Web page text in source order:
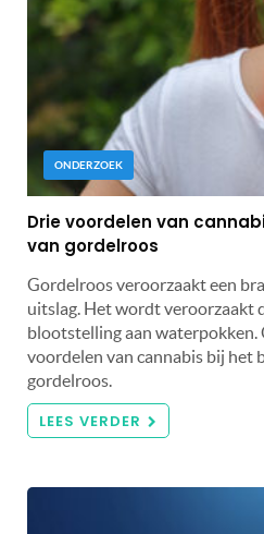
ONDERZOEK
Drie voordelen van
van gordelroos
Gordelroos veroorzaakt een
uitslag. Het wordt veroorzaakt
blootstelling aan
voordelen van cannabis bij het
gordelroos.
LEES VERDER